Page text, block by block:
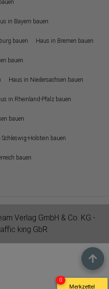
in Bayern bauen
bauen Haus in Bremen bauen
bauen
Haus in Niedersachsen bauen
in Rheinland-Pfalz bauen
bauen
Schleswig-Holstein bauen
bauen
Verlag GmbH & Co. KG -
king GbR
Merkzettel
0